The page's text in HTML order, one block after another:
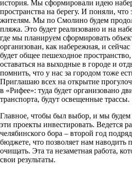
история. Мы сформировали идею
пространства на берегу. И поняли, что
жителям. Мы по Смолино будем
пляжа. Это будет реализовано и на
где мы планируем сформировать
организован, как набережная, и
будет общее пешеходное
оставаться на выходные в городе и
помнить, что у нас за городом тоже
Приглашаю всех на открытие
в «Рифее»: туда будет организовано
транспорта, будут освещенные трассы.
Главное, чтобы был выбор, и мы будем
эти проекты инвестировать. Ведется
челябинского бора – второй год
бюджете, что позволяет нам наводить
очищать. Эта та незаметная работа,
свои результаты.